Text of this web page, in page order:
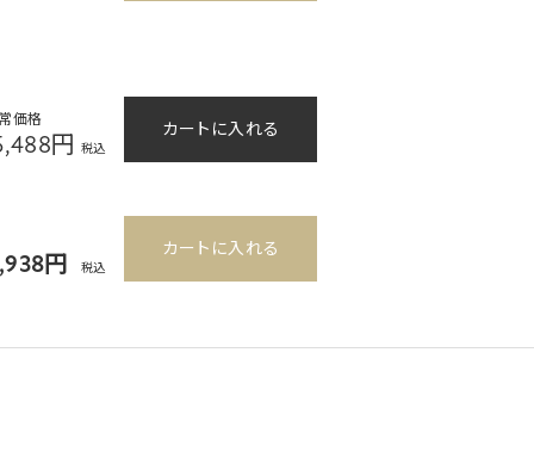
価格
円 税込
カートに入れる
円 税込
カートに入れる